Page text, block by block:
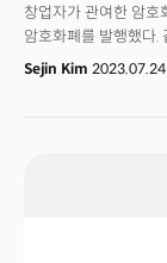
창업자가 관여한 암
암호화폐를 발행했다.
계획들을 쏟아내며 시
홍채라는 민감정보를
(World ID)과 월드코
여권을 표방한다. 프
홍채 등 정보를 수집
20개국 35개 이상 도
Sejin Kim